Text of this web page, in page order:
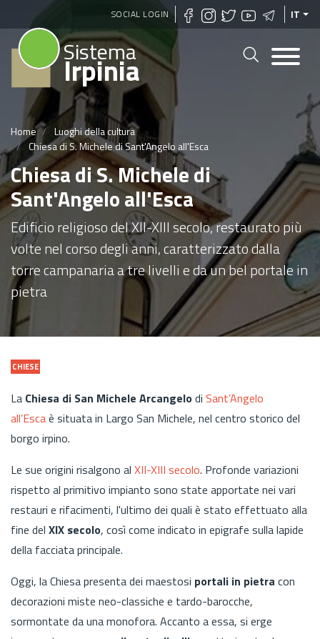
Salta
contenuto
principale
SOCIAL LOGIN IT
Sistema
Irpinia
Home
Luoghi della cultura
Chiesa di S. Michele di Sant'Angelo all'Esca
Chiesa di S. Michele di
Sant'Angelo all'Esca
Edificio religioso del XII-XIII secolo, restaurato più
volte nel corso degli anni, caratterizzato dalla
torre campanaria a tre livelli e da un bel portale in
pietra
CHIESE
La Chiesa di San Michele Arcangelodi Sant’Angelo
all’Escaè situata in Largo San Michele, nel centro storico del
borgo irpino.
Le sue origini risalgono al XII-XIII secolo. Profonde variazioni
rispetto al primitivo impianto sono state apportate nei vari
restauri e rifacimenti, l'ultimo dei quali è stato effettuato alla
fine del XIX secolo, così come indicato in epigrafe sulla lapide
della facciata principale.
Oggi, la Chiesa presenta dei maestosi portali in pietra con
decorazioni miste neo-classiche e tardo-barocche,
sormontate da una monofora. Accanto a essa, si erge